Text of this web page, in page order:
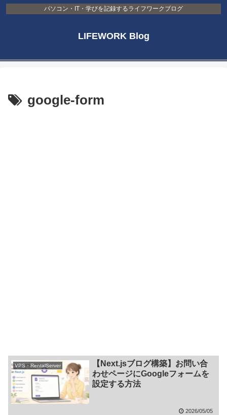
パソコン・IT・学びを記録するライフワークブログ
LIFEWORK Blog
google-form
VPS・RentalServer
【Next.jsブログ構築】お問い合
わせページにGoogleフォームを
設定する方法
2026/05/05